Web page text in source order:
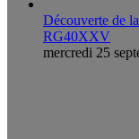
Découverte de
RG40XXV
mercredi 25